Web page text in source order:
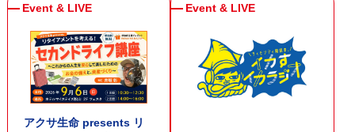
アクサ生命 presents リ